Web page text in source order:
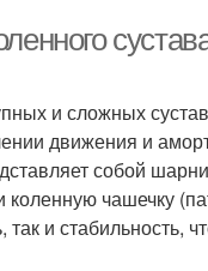
и сложных
движения и
собой
чашечку
так и